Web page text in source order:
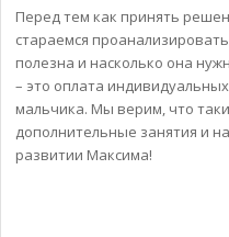
Перед тем как принять
стараемся
полезна и насколько она
– это оплата
мальчика. Мы верим, что
дополнительные занятия и
развитии Максима!